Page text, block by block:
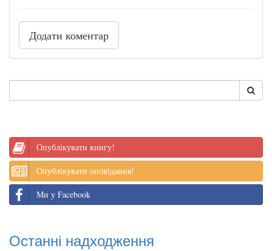
Додати коментар
Опублікувати книгу!
Опублікувати оповідання!
Ми у Facebook
Останні надходження